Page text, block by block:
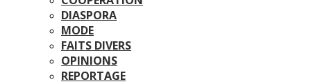
DIASPORA
MODE
FAITS DIVERS
OPINIONS
REPORTAGE